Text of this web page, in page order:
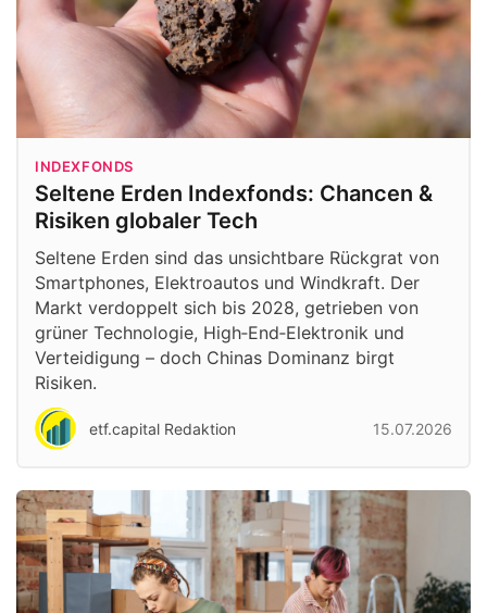
INDEXFONDS
Seltene Erden Indexfonds: Chancen &
Risiken globaler Tech
Seltene Erden sind das unsichtbare Rückgrat von
Smartphones, Elektroautos und Windkraft. Der
Markt verdoppelt sich bis 2028, getrieben von
grüner Technologie, High‑End‑Elektronik und
Verteidigung – doch Chinas Dominanz birgt
Risiken.
etf.capital Redaktion 15.07.2026